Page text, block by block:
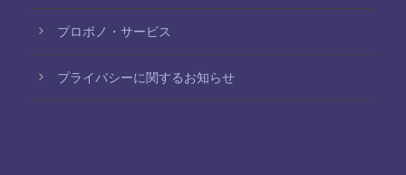
プロボノ・サービス
プライバシーに関するお知らせ